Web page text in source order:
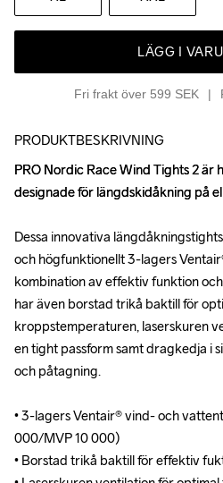
LÄGG I
Fri frakt över 599 SEK
PRODUKTBESKRIVNING
PRO Nordic Race Wind Tights 2
designade för längdskidåkning på
Dessa innovativa
och högfunktionellt 3-lagers
kombination av effektiv funktion
har även borstad trikå baktill för
kroppstemperaturen, laserskuren
en tight passform samt dragkedja i
och påtagning.
• 3-lagers Ventair® vind- och
000/MVP 10 000)
• Borstad trikå baktill för effektiv
PRO Nordic Race Wind Tights 2
designade för längdskidåkning på
Dessa innovativa
och högfunktionellt 3-lagers
kombination av effektiv funktion
har även borstad trikå baktill för
kroppstemperaturen, laserskuren
en tight passform samt dragkedja i
och påtagning.
• 3-lagers Ventair® vind- och
000/MVP 10 000)
• Borstad trikå baktill för effektiv